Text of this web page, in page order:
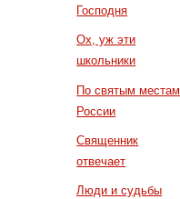
Господня
Ох, уж эти
школьники
По святым местам
России
Священник
отвечает
Люди и судьбы